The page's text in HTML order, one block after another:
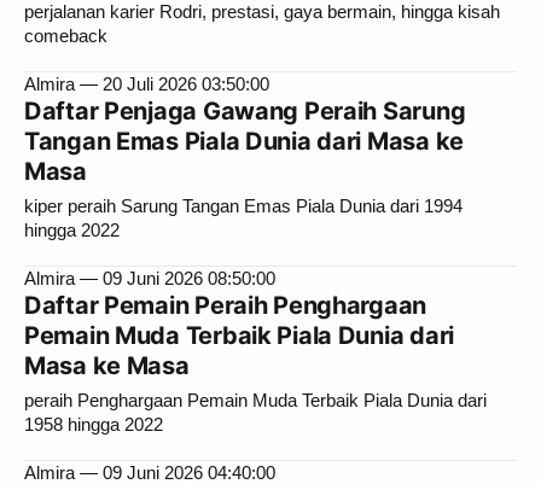
perjalanan karier Rodri, prestasi, gaya bermain, hingga kisah
comeback
Almira 20 Juli 2026 03:50:00
Daftar Penjaga Gawang Peraih Sarung
Tangan Emas Piala Dunia dari Masa ke
Masa
kiper peraih Sarung Tangan Emas Piala Dunia dari 1994
hingga 2022
Almira 09 Juni 2026 08:50:00
Daftar Pemain Peraih Penghargaan
Pemain Muda Terbaik Piala Dunia dari
Masa ke Masa
peraih Penghargaan Pemain Muda Terbaik Piala Dunia dari
1958 hingga 2022
Almira 09 Juni 2026 04:40:00